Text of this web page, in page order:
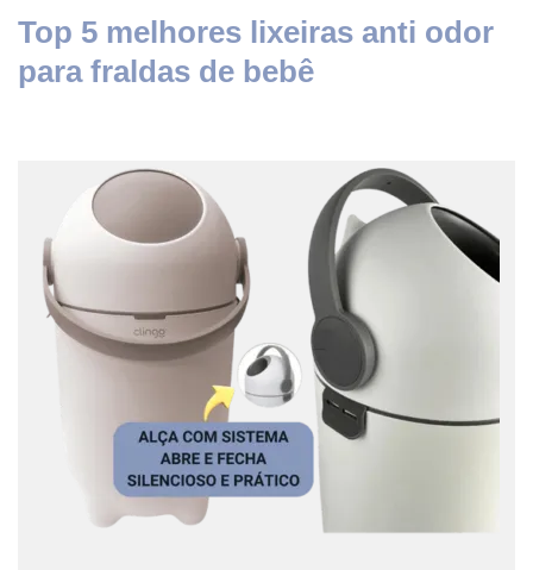
Top 5 melhores lixeiras anti odor
para fraldas de bebê